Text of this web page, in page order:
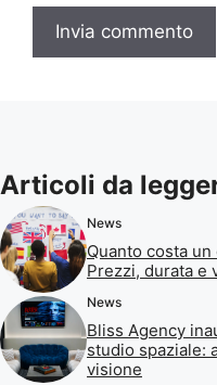
Articoli da
News
Quanto costa un
Prezzi, durata e
News
Bliss Agency
studio spaziale:
visione